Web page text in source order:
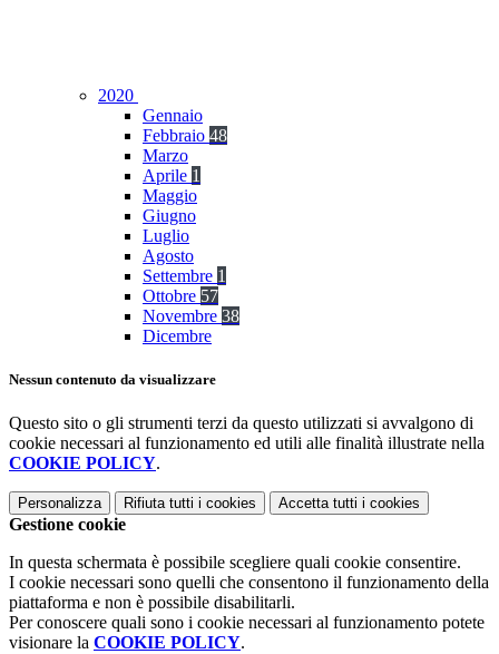
2020
Gennaio
Febbraio 48
Marzo
Aprile 1
Maggio
Giugno
Luglio
Agosto
Settembre 1
Ottobre 57
Novembre 38
Dicembre
Nessun contenuto da visualizzare
Questo sito o gli strumenti terzi da questo utilizzati si avvalgono di
cookie necessari al funzionamento ed utili alle finalità illustrate nella
COOKIE POLICY.
Personalizza Rifiuta tutti i cookies Accetta tutti i cookies
Gestione cookie
In questa schermata è possibile scegliere quali cookie consentire.
I cookie necessari sono quelli che consentono il funzionamento della
piattaforma e non è possibile disabilitarli.
Per conoscere quali sono i cookie necessari al funzionamento potete
visionare la COOKIE POLICY.